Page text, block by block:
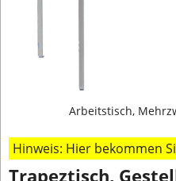
Arbeitstisch,
Hinweis: Hier bekommen
Trapeztisch,